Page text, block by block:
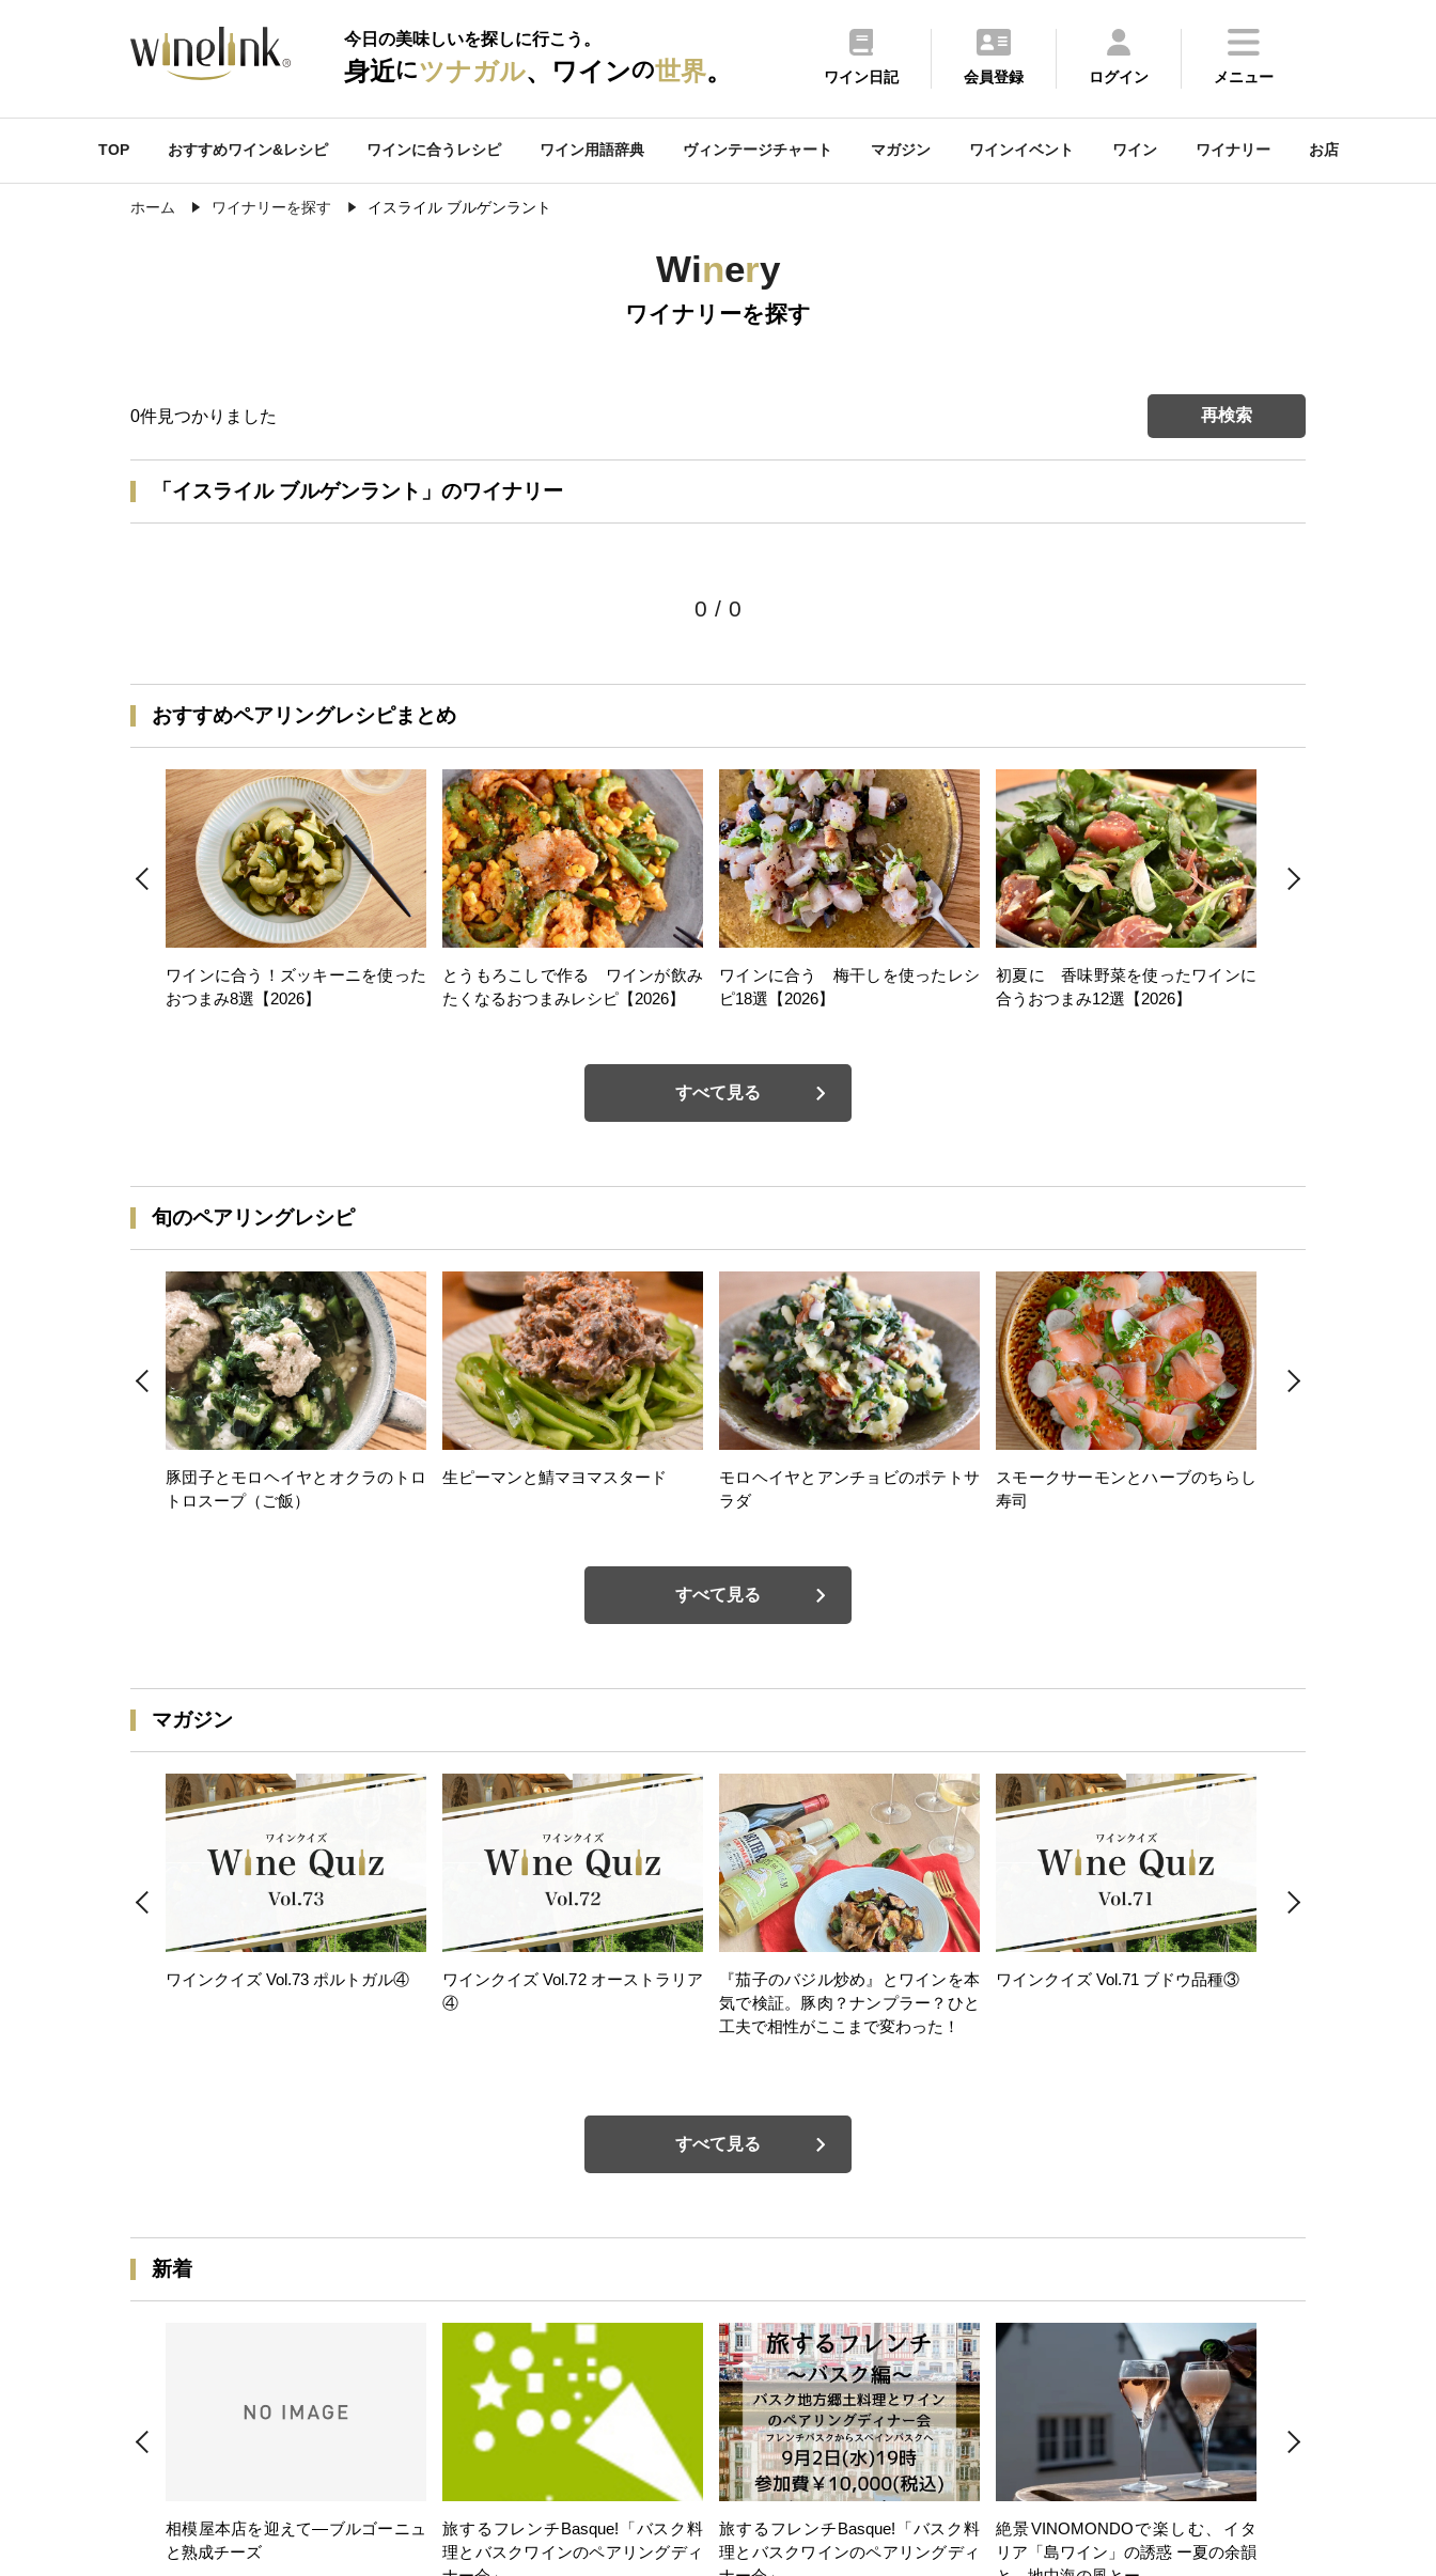
今日の美味しいを探しに行こう。
身近にツナガル、ワインの世界。 ワイン日記 会員登録 ログイン メニュー
TOP おすすめワイン&レシピ ワインに合うレシピ ワイン用語辞典 ヴィンテージチャート マガジン ワインイベント ワイン ワイナリー お店
ホーム ワイナリーを探す イスライル ブルゲンラント
Winery
ワイナリーを探す
0件見つかりました 再検索
「イスライル ブルゲンラント」のワイナリー
0 / 0
おすすめペアリングレシピまとめ
ワインに合う！ズッキーニを使った
おつまみ8選【2026】
とうもろこしで作る ワインが飲み
たくなるおつまみレシピ【2026】
ワインに合う 梅干しを使ったレシ
ピ18選【2026】
初夏に 香味野菜を使ったワインに
合うおつまみ12選【2026】
すべて見る
旬のペアリングレシピ
豚団子とモロヘイヤとオクラのトロ
トロスープ（ご飯）
生ピーマンと鯖マヨマスタード
モロヘイヤとアンチョビのポテトサ
ラダ
スモークサーモンとハーブのちらし
寿司
すべて見る
マガジン
ワインクイズ Vol.73 ポルトガル④
ワインクイズ Vol.72 オーストラリア
④
『茄子のバジル炒め』とワインを本
気で検証。豚肉？ナンプラー？ひと
工夫で相性がここまで変わった！
ワインクイズ Vol.71 ブドウ品種③
すべて見る
新着
相模屋本店を迎えて―ブルゴーニュ
と熟成チーズ
旅するフレンチBasque!「バスク料
理とバスクワインのペアリングディ
旅するフレンチBasque!「バスク料
理とバスクワインのペアリングディ
絶景VINOMONDOで楽しむ、イタ
リア「島ワイン」の誘惑 ー夏の余韻